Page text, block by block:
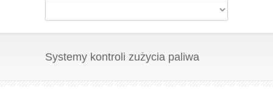
Systemy kontroli zużycia paliwa